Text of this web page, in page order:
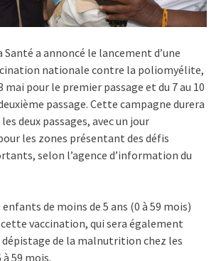
a annoncé le lancement d’une
nationale contre la poliomyélite,
mai pour le premier passage et du 7 au 10
passage. Cette campagne durera
deux passages, avec un jour
les zones présentant des défis
selon l’agence d’information du
enfants de moins de 5 ans (0 à 59 mois)
vaccination, qui sera également
dépistage de la malnutrition chez les
59 mois.